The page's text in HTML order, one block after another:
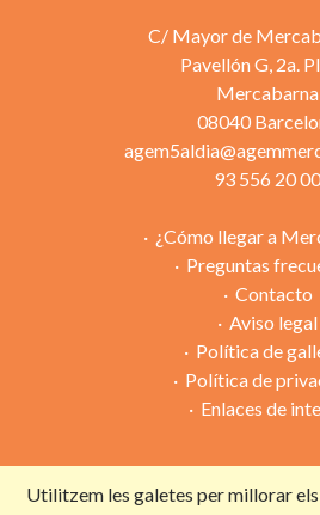
Utilitzem les galetes per millorar
C/ Mayor de
Pavellón G, 2a.
Mercabarna
08040
93 556 20 00
¿Cómo llegar a
Preguntas
Contacto
Aviso legal
Política de
Política de
Enlaces de